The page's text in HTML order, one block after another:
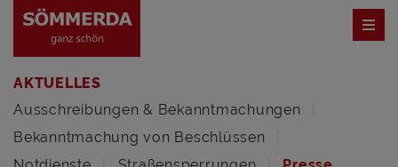
AKTUELLES
Ausschreibungen & Bekanntmachungen
Bekanntmachung von Beschlüssen